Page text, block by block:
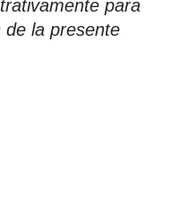
para
de la presente